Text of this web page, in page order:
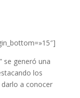
se generó una
los
a conocer